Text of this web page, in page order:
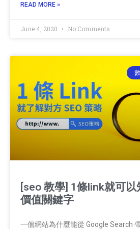
READ MORE »
June 4, 2020 No Comments
[seo 教學] 1條link就可
價值關鍵字
一個網站為什麼能從 Google Search